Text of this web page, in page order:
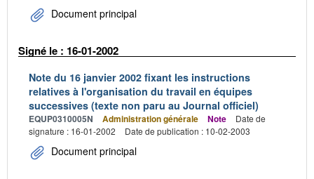
Document principal
Signé le : 16-01-2002
Note du 16 janvier 2002 fixant les instructions
relatives à l'organisation du travail en équipes
successives (texte non paru au Journal officiel)
EQUP0310005N Administration générale Note
Date de
signature : 16-01-2002
Date de publication : 10-02-2003
Document principal